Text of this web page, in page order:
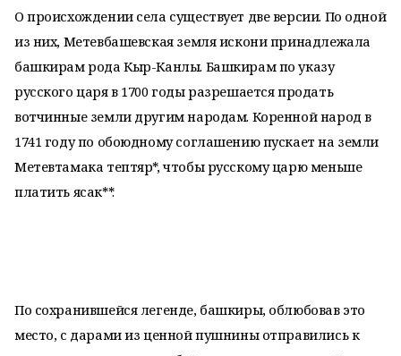
О происхождении села существует две версии. По одной
из них, Метевбашевская земля искони принадлежала
башкирам рода Кыр-Канлы. Башкирам по указу
русского царя в 1700 годы разрешается продать
вотчинные земли другим народам. Коренной народ в
1741 году по обоюдному соглашению пускает на земли
Метевтамака тептяр*, чтобы русскому царю меньше
платить ясак**.
По сохранившейся легенде, башкиры, облюбовав это
место, с дарами из ценной пушнины отправились к